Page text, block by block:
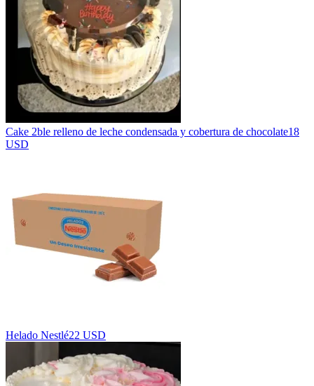
Cake 2ble relleno de leche condensada y cobertura de chocolate18
USD
Helado Nestlé22 USD